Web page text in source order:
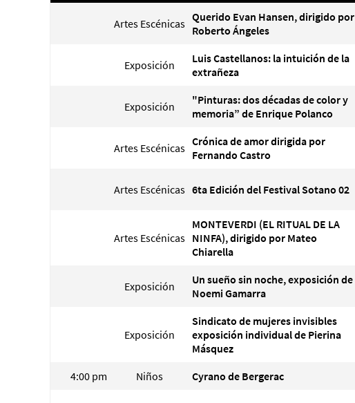
Artes Escénicas Querido Evan Hansen, dirigido por
Roberto Ángeles
Exposición
Luis Castellanos: la intuición de la
extrañeza
Exposición
"Pinturas: dos décadas de color y
memoria” de Enrique Polanco
Artes Escénicas Crónica de amor dirigida por
Fernando Castro
Artes Escénicas 6ta Edición del Festival Sotano 02
Artes Escénicas
MONTEVERDI (EL RITUAL DE LA
NINFA), dirigido por Mateo
Chiarella
Exposición
Un sueño sin noche, exposición de
Noemi Gamarra
Exposición
Sindicato de mujeres invisibles
exposición individual de Pierina
Másquez
4:00 pm Niños Cyrano de Bergerac